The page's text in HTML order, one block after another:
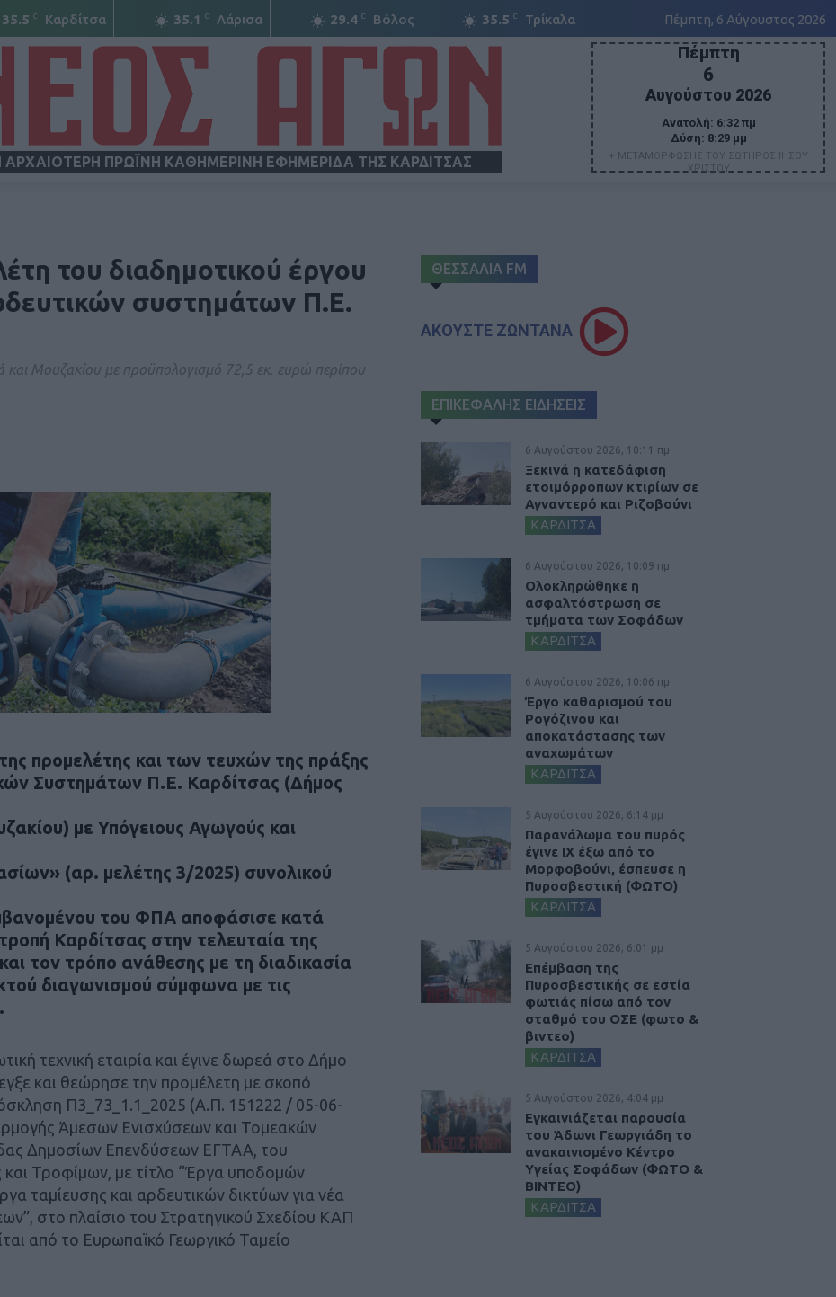
35.5 C Καρδίτσα 35.1 C Λάρισα 29.4 C Βόλος 35.5 C Τρίκαλα Πέμπτη, 6 Αύγουστος 2026
ΑΡΧΑΙΟΤΕΡΗ ΠΡΩΪΝΗ ΚΑΘΗΜΕΡΙΝΗ ΕΦΗΜΕΡΙΔΑ ΤΗΣ ΚΑΡΔΙΤΣΑΣ
Πέμπτη
6
Αυγούστου 2026
Ανατολή: 6:32 πμ
Δύση: 8:29 μμ
+ ΜΕΤΑΜΟΡΦΩΣΗΣ ΤΟΥ ΣΩΤΗΡΟΣ ΙΗΣΟΥ
ΧΡΙΣΤΟΥ
του διαδημοτικού έργου
συστημάτων Π.Ε.
Μουζακίου με προϋπολογισμό 72,5 εκ. ευρώ περίπου
προμελέτης και των τευχών της πράξης
Συστημάτων Π.Ε. Καρδίτσας (Δήμος
με Υπόγειους Αγωγούς και
(αρ. μελέτης 3/2025) συνολικού
του ΦΠΑ αποφάσισε κατά
Καρδίτσας στην τελευταία της
τον τρόπο ανάθεσης με τη διαδικασία
διαγωνισμού σύμφωνα με τις
τεχνική εταιρία και έγινε δωρεά στο Δήμο
και θεώρησε την προμέλετη με σκοπό
Π3_73_1.1_2025 (Α.Π. 151222 / 05-06-
Άμεσων Ενισχύσεων και Τομεακών
Δημοσίων Επενδύσεων ΕΓΤΑΑ, του
και Τροφίμων, με τίτλο “Έργα υποδομών
ταμίευσης και αρδευτικών δικτύων για νέα
στο πλαίσιο του Στρατηγικού Σχεδίου ΚΑΠ
από το Ευρωπαϊκό Γεωργικό Ταμείο
ΘΕΣΣΑΛΙΑ FM
ΑΚΟΥΣΤΕ ΖΩΝΤΑΝΑ
ΕΠΙΚΕΦΑΛΗΣ ΕΙΔΗΣΕΙΣ
6 Αυγούστου 2026, 10:11 πμ
Ξεκινά η κατεδάφιση
ετοιμόρροπων κτιρίων σε
Αγναντερό και Ριζοβούνι
ΚΑΡΔΙΤΣΑ
6 Αυγούστου 2026, 10:09 πμ
Ολοκληρώθηκε η
ασφαλτόστρωση σε
τμήματα των Σοφάδων
ΚΑΡΔΙΤΣΑ
6 Αυγούστου 2026, 10:06 πμ
Έργο καθαρισμού του
Ρογόζινου και
αποκατάστασης των
αναχωμάτων
ΚΑΡΔΙΤΣΑ
5 Αυγούστου 2026, 6:14 μμ
Παρανάλωμα του πυρός
έγινε ΙΧ έξω από το
Μορφοβούνι, έσπευσε η
Πυροσβεστική (ΦΩΤΟ)
ΚΑΡΔΙΤΣΑ
5 Αυγούστου 2026, 6:01 μμ
Επέμβαση της
Πυροσβεστικής σε εστία
φωτιάς πίσω από τον
σταθμό του ΟΣΕ (φωτο &
βιντεο)
ΚΑΡΔΙΤΣΑ
5 Αυγούστου 2026, 4:04 μμ
Εγκαινιάζεται παρουσία
του Άδωνι Γεωργιάδη το
ανακαινισμένο Κέντρο
Υγείας Σοφάδων (ΦΩΤΟ &
ΒΙΝΤΕΟ)
ΚΑΡΔΙΤΣΑ